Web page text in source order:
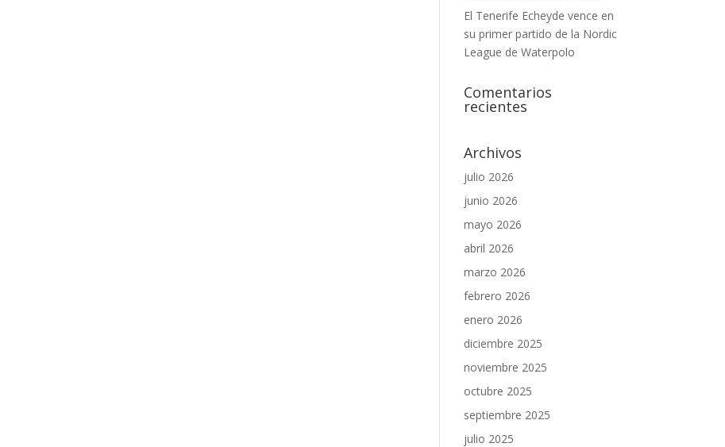
El Tenerife Echeyde vence en
su primer partido de la Nordic
League de Waterpolo
Comentarios
recientes
Archivos
julio 2026
junio 2026
mayo 2026
abril 2026
marzo 2026
febrero 2026
enero 2026
diciembre 2025
noviembre 2025
octubre 2025
septiembre 2025
julio 2025